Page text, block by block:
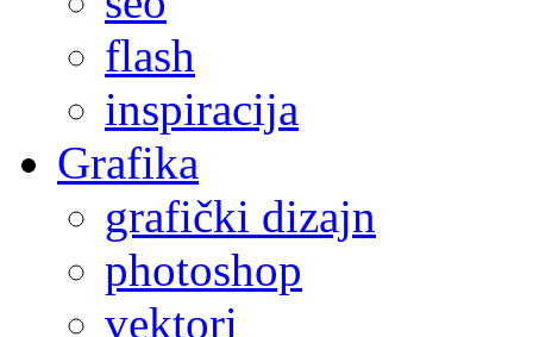
flash
inspiracija
Grafika
grafički dizajn
photoshop
vektori